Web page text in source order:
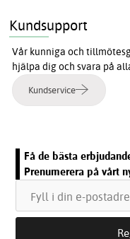
Kundsupport
Vår kunniga och
hjälpa dig och svara på
Kundservice
Få de bästa
Prenumerera på vårt